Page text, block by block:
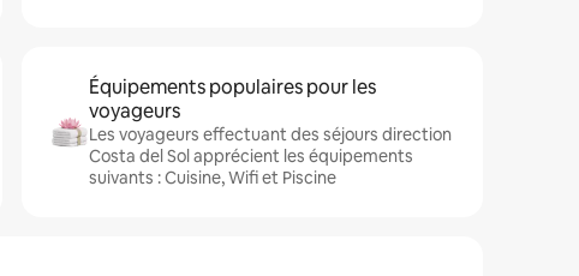
Équipements populaires pour les
voyageurs
Les voyageurs effectuant des séjours direction
Costa del Sol apprécient les équipements
suivants : Cuisine, Wifi et Piscine